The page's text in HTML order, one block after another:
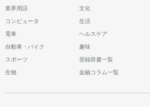
業界用語 文化
コンピュータ 生活
電車 ヘルスケア
自動車・バイク 趣味
スポーツ 登録辞書一覧
生物 金融コラム一覧